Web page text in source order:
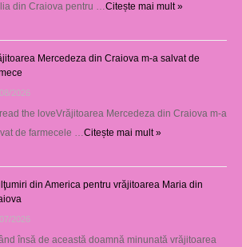
din Craiova pentru …Citește mai mult »
Mercedeza din Craiova m-a salvat de
2026
the loveVrăjitoarea Mercedeza din Craiova m-a
de farmecele …Citește mai mult »
din America pentru vrăjitoarea Maria din
2026
însă de această doamnă minunată vrăjitoarea